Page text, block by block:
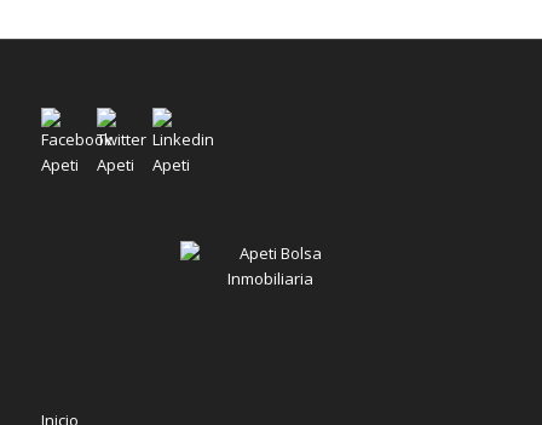
Inicio